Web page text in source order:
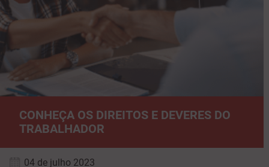
CONHEÇA OS DIREITOS E DEVERES DO
TRABALHADOR
04 de julho 2023